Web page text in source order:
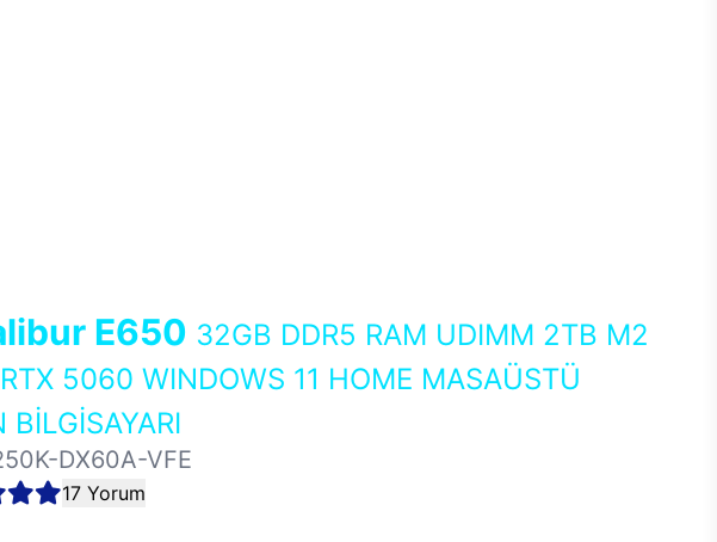
E650 32GB DDR5 RAM UDIMM 2TB M2
5060 WINDOWS 11 HOME MASAÜSTÜ
BİLGİSAYARI
DX60A-VFE
17 Yorum